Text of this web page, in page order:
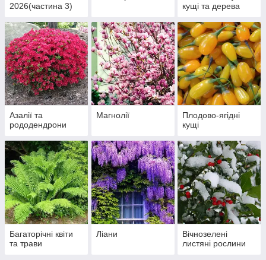
2026(частина 3)
кущі та дерева
Азалії та
рододендрони
Магнолії
Плодово-ягідні
кущі
Багаторічні квіти
та трави
Ліани
Вічнозелені
листяні рослини